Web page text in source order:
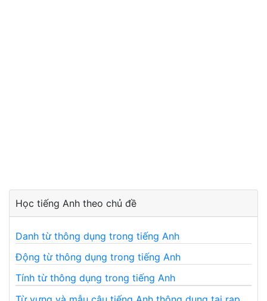
Học tiếng Anh theo chủ đề
Danh từ thông dụng trong tiếng Anh
Động từ thông dụng trong tiếng Anh
Tính từ thông dụng trong tiếng Anh